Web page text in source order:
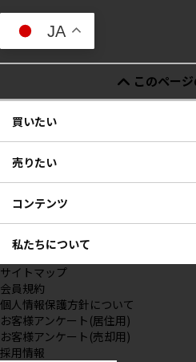
JA
このペー
買いたい
売りたい
コンテンツ
私たちについて
サイトマップ
会員規約
個人情報保護方針について
お客様アンケート(居住用)
お客様アンケート(売却用)
採用情報